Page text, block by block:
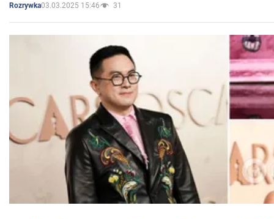
Rozrywka03.03.2025 15:46 31